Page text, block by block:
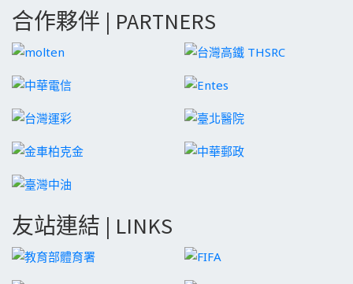
合作夥伴 | PARTNERS
友站連結 | LINKS